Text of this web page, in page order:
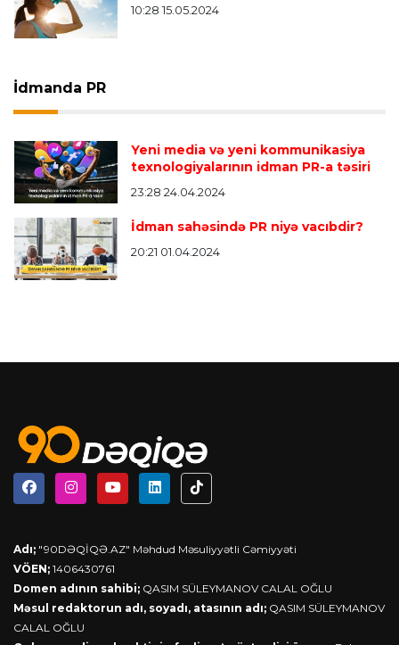
10:28 15.05.2024
İdmanda PR
Yeni media və yeni kommunikasiya
texnologiyalarının idman PR-a təsiri
23:28 24.04.2024
İdman sahəsində PR niyə vacıbdir?
20:21 01.04.2024
Adı; "90DƏQİQƏ.AZ" Məhdud Məsuliyyətli Cəmiyyəti
VÖEN; 1406430761
Domen adının sahibi; QASIM SÜLEYMANOV CALAL OĞLU
Məsul redaktorun adı, soyadı, atasının adı; QASIM SÜLEYMANOV
CALAL OĞLU